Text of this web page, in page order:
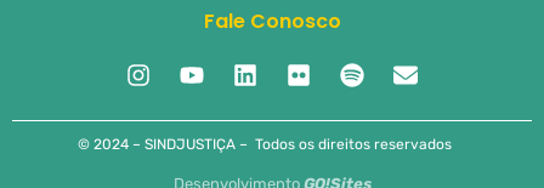
Fale Conosco
© 2024 – SINDJUSTIÇA – Todos os direitos reservados
Desenvolvimento GO!Sites